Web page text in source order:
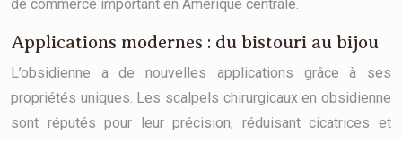
de commerce important en Amérique centrale.
Applications modernes : du bistouri au bijou
L’obsidienne a de nouvelles applications grâce à ses
propriétés uniques. Les scalpels chirurgicaux en obsidienne
sont réputés pour leur précision, réduisant cicatrices et